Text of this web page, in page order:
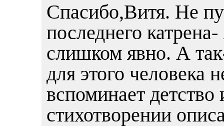
Спасибо,Витя. Не
последнего
слишком явно. А
для этого человека
вспоминает
стихотворении